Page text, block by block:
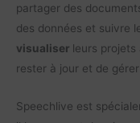
partager des
des données et suivre
visualiser leurs
rester à jour et de
Speechlive est